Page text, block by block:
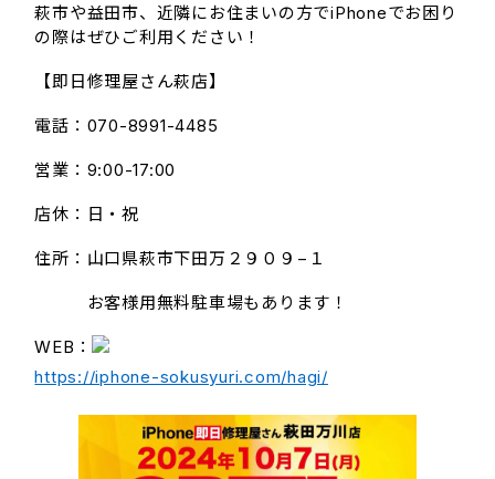
萩市や益田市、近隣にお住まいの方でiPhoneでお困り
の際はぜひご利用ください！
【即日修理屋さん萩店】
電話：070-8991-4485
営業：9:00-17:00
店休：日・祝
住所：山口県萩市下田万２９０９−１
お客様用無料駐車場もあります！
WEB：
https://iphone-sokusyuri.com/hagi/